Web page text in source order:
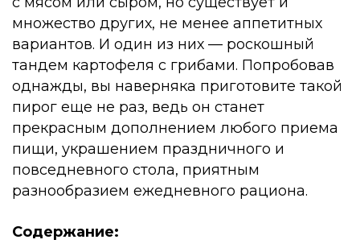
множество других, не менее аппетитных
вариантов. И один из них — роскошный
тандем картофеля с грибами. Попробовав
однажды, вы наверняка приготовите такой
пирог еще не раз, ведь он станет
прекрасным дополнением любого приема
пищи, украшением праздничного и
повседневного стола, приятным
разнообразием ежедневного рациона.
Содержание: